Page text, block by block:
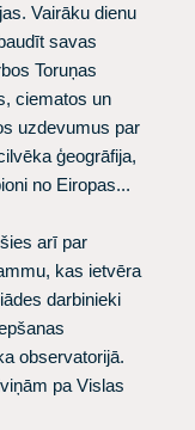
Vairāku dienu
savas
Toruņas
ciematos un
uzdevumus par
ģeogrāfija,
no Eiropas...
arī par
kas ietvēra
darbinieki
observatorijā.
pa Vislas